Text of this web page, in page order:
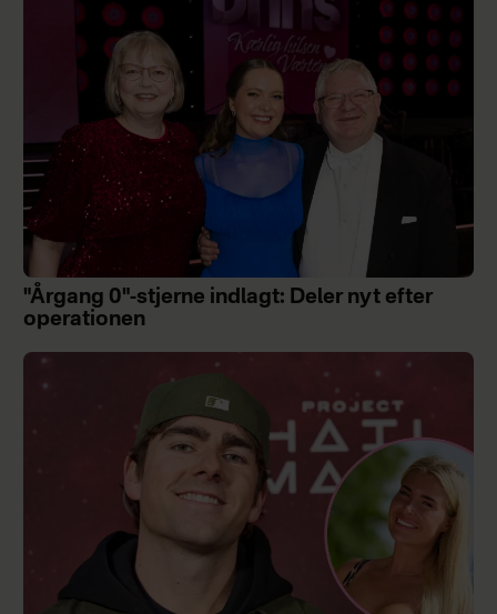
"Årgang 0"-stjerne indlagt: Deler nyt efter
operationen